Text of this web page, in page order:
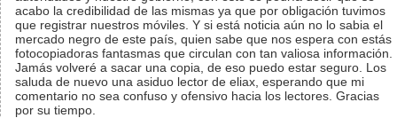
acabo la credibilidad de las mismas ya que por obligación tuvimos
que registrar nuestros móviles. Y si está noticia aún no lo sabia el
mercado negro de este país, quien sabe que nos espera con estás
fotocopiadoras fantasmas que circulan con tan valiosa información.
Jamás volveré a sacar una copia, de eso puedo estar seguro. Los
saluda de nuevo una asiduo lector de eliax, esperando que mi
comentario no sea confuso y ofensivo hacia los lectores. Gracias
por su tiempo.